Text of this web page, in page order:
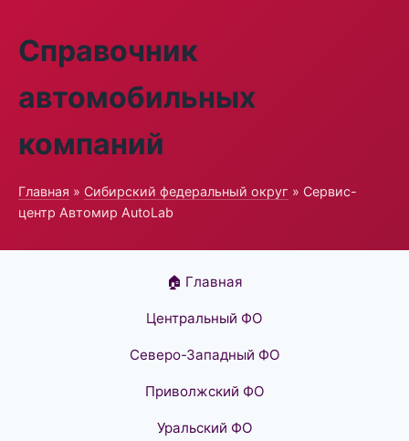
Справочник
автомобильных
компаний
Главная » Сибирский федеральный округ » Сервис-
центр Автомир AutoLab
🏠 Главная
Центральный ФО
Северо-Западный ФО
Приволжский ФО
Уральский ФО